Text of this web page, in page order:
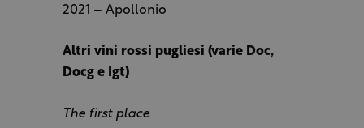
2021 – Apollonio
Altri vini rossi pugliesi (varie Doc,
Docg e Igt)
The first place